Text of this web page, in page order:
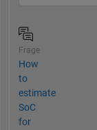
Frage
How
to
estimate
SoC
for